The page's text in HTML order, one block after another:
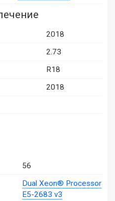
2018
2.73
R18
2018
56
Dual Xeon® Processor
E5-2683 v3